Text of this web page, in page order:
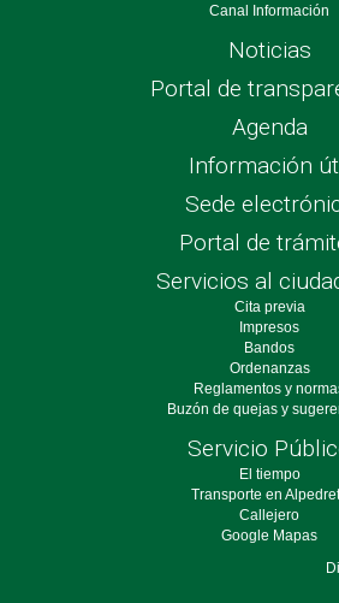
Canal Información
Noticias
Portal de
Agenda
Información
Sede
Portal de
Servicios al
Cita previa
Impresos
Bandos
Ordenanzas
Reglamentos y
Buzón de quejas y
Servicio
El tiempo
Transporte en
Callejero
Google Mapas